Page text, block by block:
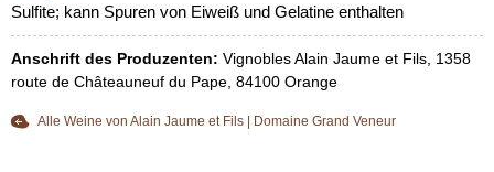
Sulfite; kann Spuren von Eiweiß und Gelatine enthalten
Anschrift des Produzenten: Vignobles Alain Jaume et Fils, 1358
route de Châteauneuf du Pape, 84100 Orange
Alle Weine von Alain Jaume et Fils | Domaine Grand Veneur